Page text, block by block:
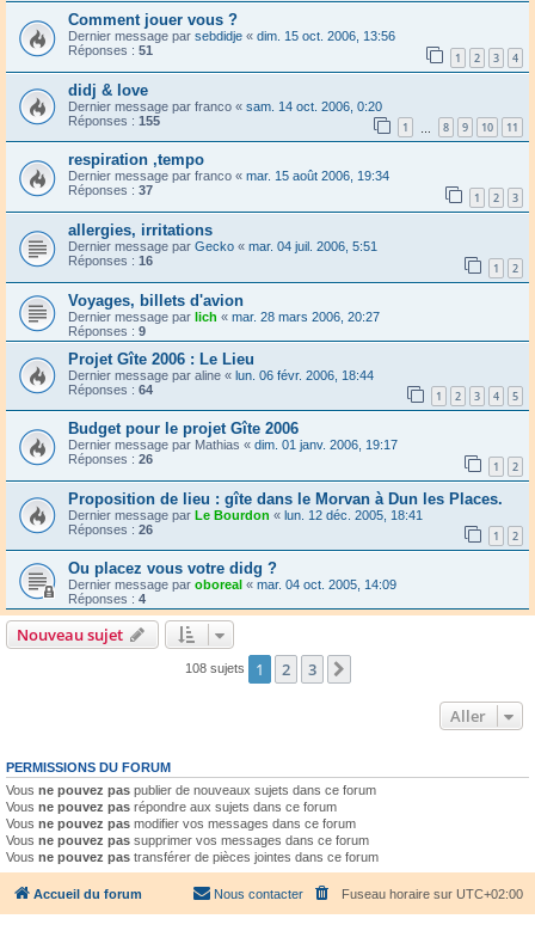
Comment jouer vous ?
Dernier message par sebdidje « dim. 15 oct. 2006, 13:56
Réponses : 51 1 2 3 4
didj & love
Dernier message par franco « sam. 14 oct. 2006, 0:20
Réponses : 155 1 8 9 10 11
respiration ,tempo
Dernier message par franco « mar. 15 août 2006, 19:34
Réponses : 37 1 2 3
allergies, irritations
Dernier message par Gecko « mar. 04 juil. 2006, 5:51
Réponses : 16 1 2
Voyages, billets d'avion
Dernier message par lich « mar. 28 mars 2006, 20:27
Réponses : 9
Projet Gîte 2006 : Le Lieu
Dernier message par aline « lun. 06 févr. 2006, 18:44
Réponses : 64 1 2 3 4 5
Budget pour le projet Gîte 2006
Dernier message par Mathias « dim. 01 janv. 2006, 19:17
Réponses : 26 1 2
Proposition de lieu : gîte dans le Morvan à Dun les Places.
Dernier message par Le Bourdon « lun. 12 déc. 2005, 18:41
Réponses : 26 1 2
Ou placez vous votre didg ?
Dernier message par oboreal « mar. 04 oct. 2005, 14:09
Réponses : 4
Nouveau sujet
108 sujets 1 2 3
Aller
PERMISSIONS DU FORUM
Vous ne pouvez pas publier de nouveaux sujets dans ce forum
Vous ne pouvez pas répondre aux sujets dans ce forum
Vous ne pouvez pas modifier vos messages dans ce forum
Vous ne pouvez pas supprimer vos messages dans ce forum
Vous ne pouvez pas transférer de pièces jointes dans ce forum
Accueil du forum Fuseau horaire sur UTC+02:00
Nous contacter